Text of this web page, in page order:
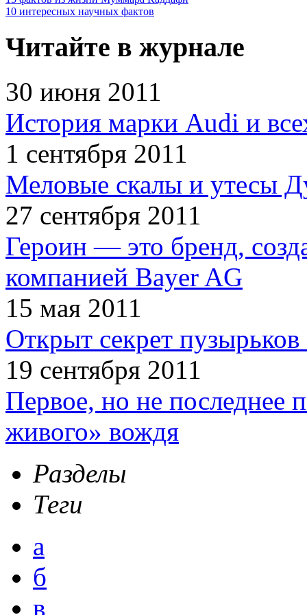
10 интересных научных фактов
Читайте в журнале
30 июня 2011
История марки Audi и
1 сентября 2011
Меловые скалы и утесы
27 сентября 2011
Героин — это бренд,
компанией Bayer AG
15 мая 2011
Открыт секрет пузырьков
19 сентября 2011
Первое, но не последнее
живого» вождя
Разделы
Теги
а
б
в